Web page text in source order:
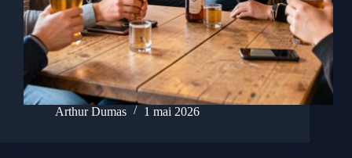
Arthur Dumas 1 mai 2026